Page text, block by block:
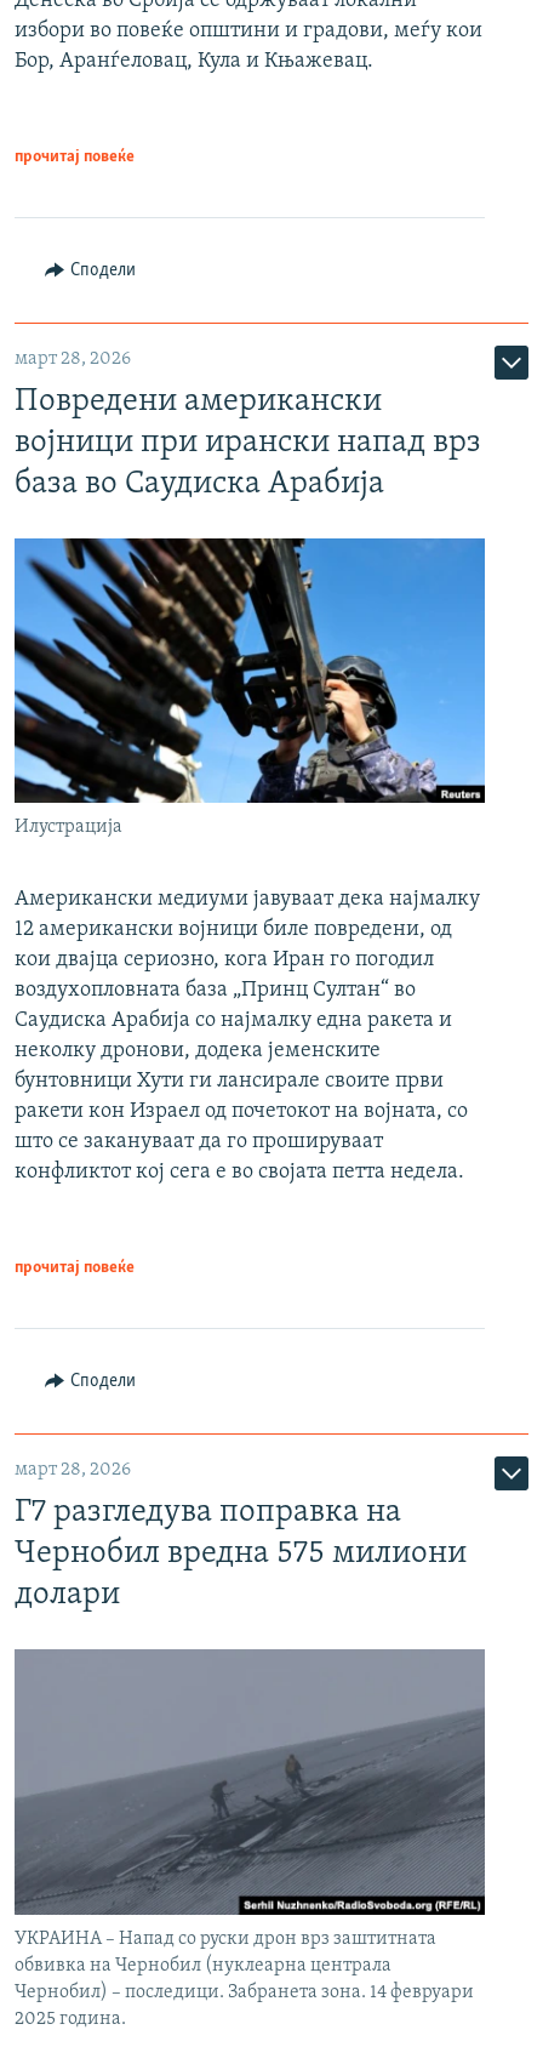
избори во повеќе општини и градови, меѓу кои
Бор, Аранѓеловац, Кула и Књажевац.
прочитај повеќе
Сподели
март 28, 2026
Повредени американски
војници при ирански напад врз
база во Саудиска Арабија
Илустрација
Американски медиуми јавуваат дека најмалку
12 американски војници биле повредени, од
кои двајца сериозно, кога Иран го погодил
воздухопловната база „Принц Султан“ во
Саудиска Арабија со најмалку една ракета и
неколку дронови, додека јеменските
бунтовници Хути ги лансирале своите први
ракети кон Израел од почетокот на војната, со
што се закануваат да го прошируваат
конфликтот кој сега е во својата петта недела.
прочитај повеќе
Сподели
март 28, 2026
Г7 разгледува поправка на
Чернобил вредна 575 милиони
долари
УКРАИНА – Напад со руски дрон врз заштитната
обвивка на Чернобил (нуклеарна централа
Чернобил) – последици. Забранета зона. 14 февруари
2025 година.